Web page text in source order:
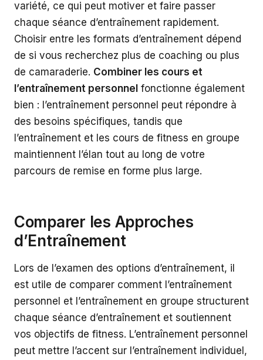
variété, ce qui peut motiver et faire passer
chaque séance d’entraînement rapidement.
Choisir entre les formats d’entraînement dépend
de si vous recherchez plus de coaching ou plus
de camaraderie. Combiner les cours et
l’entraînement personnel fonctionne également
bien : l’entraînement personnel peut répondre à
des besoins spécifiques, tandis que
l’entraînement et les cours de fitness en groupe
maintiennent l’élan tout au long de votre
parcours de remise en forme plus large.
Comparer les Approches
d’Entraînement
Lors de l’examen des options d’entraînement, il
est utile de comparer comment l’entraînement
personnel et l’entraînement en groupe structurent
chaque séance d’entraînement et soutiennent
vos objectifs de fitness. L’entraînement personnel
peut mettre l’accent sur l’entraînement individuel,